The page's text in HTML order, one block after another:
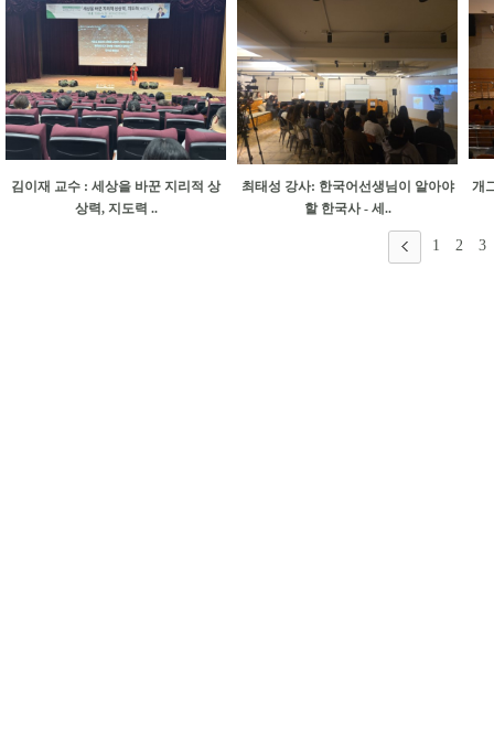
김이재 교수 : 세상을 바꾼 지리적 상
상력, 지도력 ..
최태성 강사: 한국어선생님이 알아야
할 한국사 - 세..
개
1 2 3